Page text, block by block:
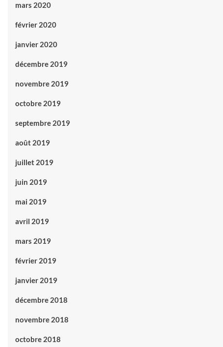
mars 2020
février 2020
janvier 2020
décembre 2019
novembre 2019
octobre 2019
septembre 2019
août 2019
juillet 2019
juin 2019
mai 2019
avril 2019
mars 2019
février 2019
janvier 2019
décembre 2018
novembre 2018
octobre 2018